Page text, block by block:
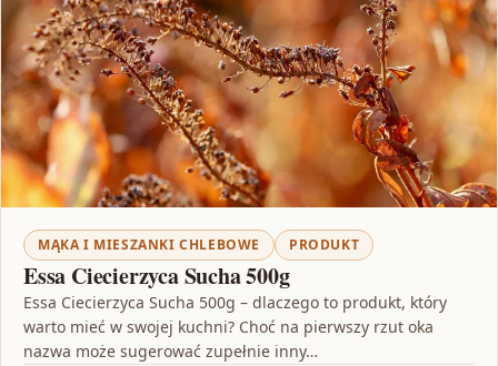
MĄKA I MIESZANKI CHLEBOWE PRODUKT
Essa Ciecierzyca Sucha 500g
Essa Ciecierzyca Sucha 500g – dlaczego to produkt, który
warto mieć w swojej kuchni? Choć na pierwszy rzut oka
nazwa może sugerować zupełnie inny…